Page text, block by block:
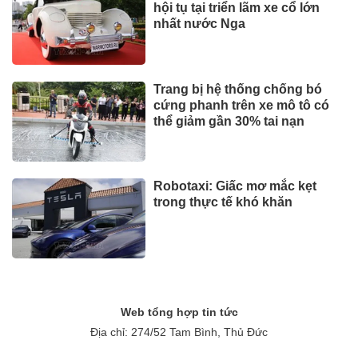
hội tụ tại triển lãm xe cổ lớn
nhất nước Nga
Trang bị hệ thống chống bó
cứng phanh trên xe mô tô có
thể giảm gần 30% tai nạn
Robotaxi: Giấc mơ mắc kẹt
trong thực tế khó khăn
Web tổng hợp tin tức
Địa chỉ: 274/52 Tam Bình, Thủ Đức